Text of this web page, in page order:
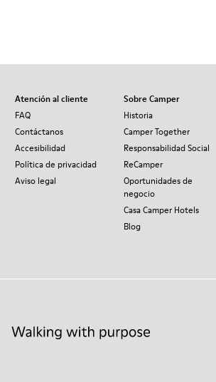
Atención al cliente
FAQ
Contáctanos
Accesibilidad
Política de privacidad
Aviso legal
Sobre Camper
Historia
Camper Together
Responsabilidad Social
ReCamper
Oportunidades de
negocio
Casa Camper Hotels
Blog